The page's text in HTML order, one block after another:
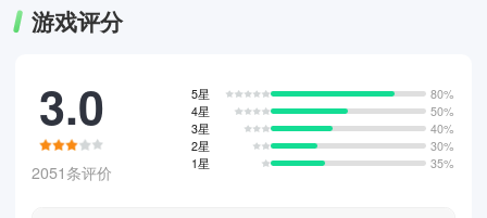
游戏评分
3.0
2051条评价
5星
80%
4星
50%
3星
40%
2星
30%
1星
35%